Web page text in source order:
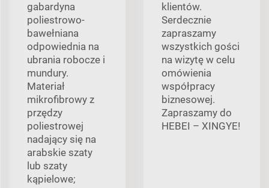
gabardyna
poliestrowo-
bawełniana
odpowiednia na
ubrania robocze i
mundury.
Materiał
mikrofibrowy z
przędzy
poliestrowej
nadający się na
arabskie szaty
lub szaty
kąpielowe;
klientów.
Serdecznie
zapraszamy
wszystkich gości
na wizytę w celu
omówienia
współpracy
biznesowej.
Zapraszamy do
HEBEI – XINGYE!